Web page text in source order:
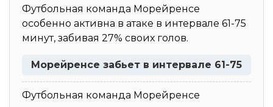
Футбольная команда Морейренсе
особенно активна в атаке в интервале 61-75
минут, забивая 27% своих голов.
Морейренсе забьет в интервале 61-75
Футбольная команда Морейренсе